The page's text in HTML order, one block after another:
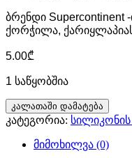
ბრენდი Supercontinent
ქორჭილა,
5.00₾
1 საწყობშია
რაოდენობა:
Supercontinent
Tanta
კალათაში დამატება
კატეგორია: სილიკონის
მიმოხილვა (0)